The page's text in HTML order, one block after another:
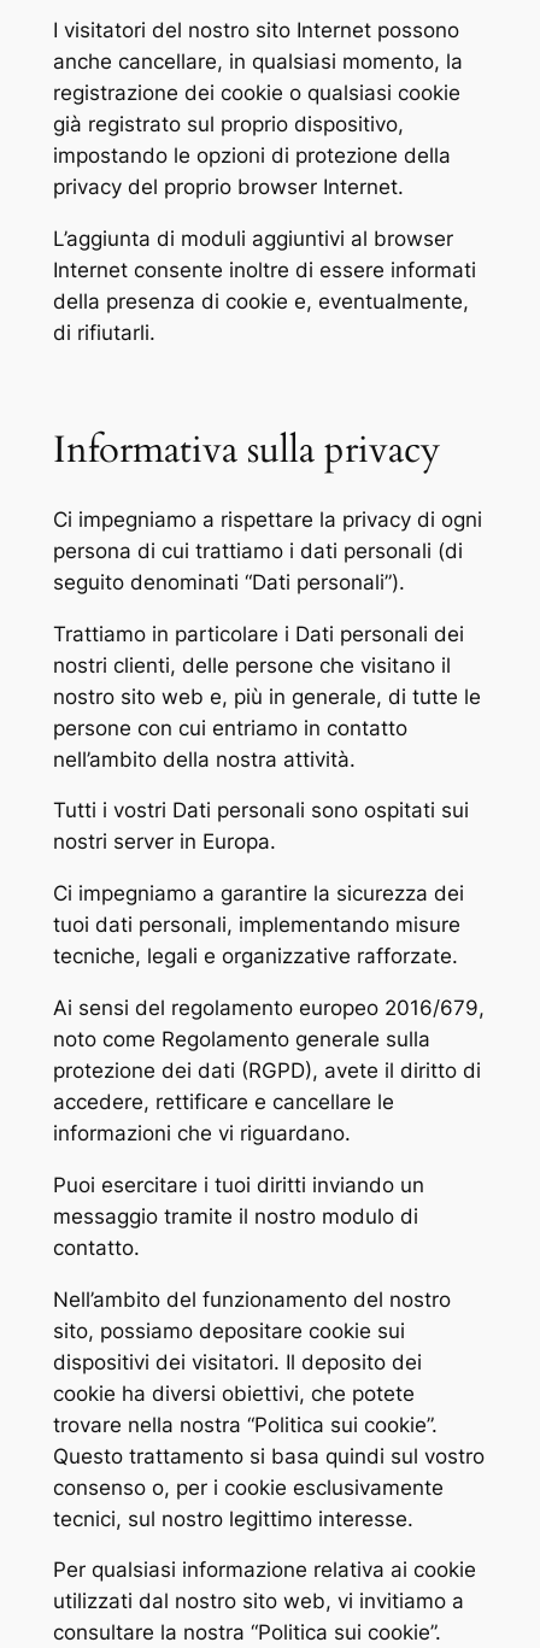
I visitatori del nostro sito Internet possono
anche cancellare, in qualsiasi momento, la
registrazione dei cookie o qualsiasi cookie
già registrato sul proprio dispositivo,
impostando le opzioni di protezione della
privacy del proprio browser Internet.
L’aggiunta di moduli aggiuntivi al browser
Internet consente inoltre di essere informati
della presenza di cookie e, eventualmente,
di rifiutarli.
Informativa sulla privacy
Ci impegniamo a rispettare la privacy di ogni
persona di cui trattiamo i dati personali (di
seguito denominati “Dati personali”).
Trattiamo in particolare i Dati personali dei
nostri clienti, delle persone che visitano il
nostro sito web e, più in generale, di tutte le
persone con cui entriamo in contatto
nell’ambito della nostra attività.
Tutti i vostri Dati personali sono ospitati sui
nostri server in Europa.
Ci impegniamo a garantire la sicurezza dei
tuoi dati personali, implementando misure
tecniche, legali e organizzative rafforzate.
Ai sensi del regolamento europeo 2016/679,
noto come Regolamento generale sulla
protezione dei dati (RGPD), avete il diritto di
accedere, rettificare e cancellare le
informazioni che vi riguardano.
Puoi esercitare i tuoi diritti inviando un
messaggio tramite il nostro modulo di
contatto.
Nell’ambito del funzionamento del nostro
sito, possiamo depositare cookie sui
dispositivi dei visitatori. Il deposito dei
cookie ha diversi obiettivi, che potete
trovare nella nostra “Politica sui cookie”.
Questo trattamento si basa quindi sul vostro
consenso o, per i cookie esclusivamente
tecnici, sul nostro legittimo interesse.
Per qualsiasi informazione relativa ai cookie
utilizzati dal nostro sito web, vi invitiamo a
consultare la nostra “Politica sui cookie”.